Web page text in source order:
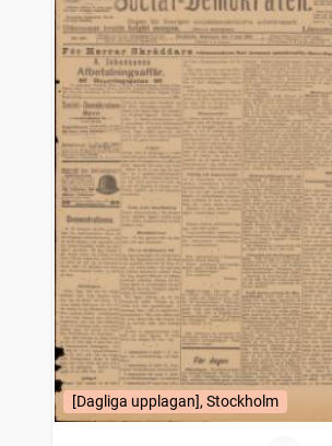
[Dagliga upplagan], Stockholm